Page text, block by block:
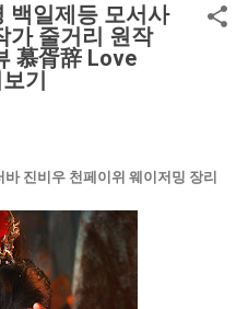
백일제등 모서사
가 줄거리 원작
慕胥辞 Love
기
진비우 천페이위 웨이저밍 장리